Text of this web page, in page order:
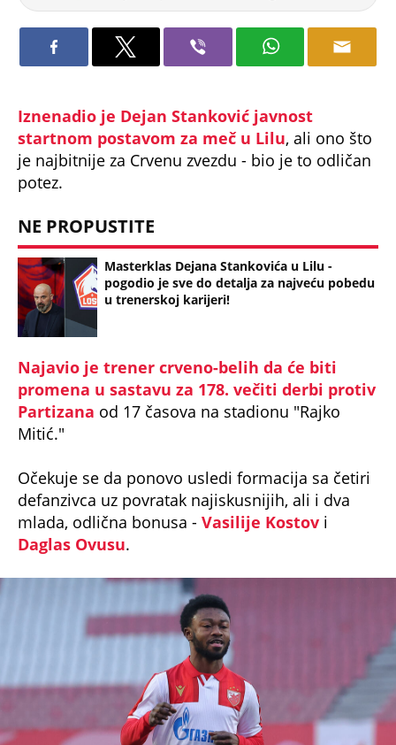
startnom postavom za meč u Lilu, ali ono što
je najbitnije za Crvenu zvezdu - bio je to odličan
potez.
Masterklas Dejana Stankovića u Lilu -
pogodio je sve do detalja za najveću pobedu
u trenerskoj karijeri!
promena u sastavu za 178. večiti derbi protiv
Partizanaod 17 časova na stadionu "Rajko
Mitić."
defanzivca uz povratak najiskusnijih, ali i dva
mlada, odlična bonusa -Vasilije Kostov i
Daglas Ovusu.